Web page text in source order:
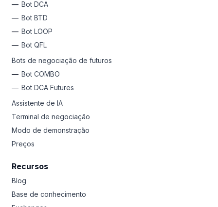
várias vezes. A paciência compensa muito no mundo
das criptomoedas.
Por que não experimentar a Bitsgap?
e acesse 17 exchanges em um só lugar, libere bots de
use ferramentas avançadas para garantir ganhos e
limitar perdas, HODL a longo prazo ou negocie
a Bitsgap é sua plataforma de lançamento para riquezas
em criptomoedas.
Bot DCA
Bot BTD
Bot LOOP
Bot QFL
Bots de negociação de futuros
Bot COMBO
Bot DCA Futures
Assistente de IA
Terminal de negociação
Modo de demonstração
Preços
Recursos
Blog
Base de conhecimento